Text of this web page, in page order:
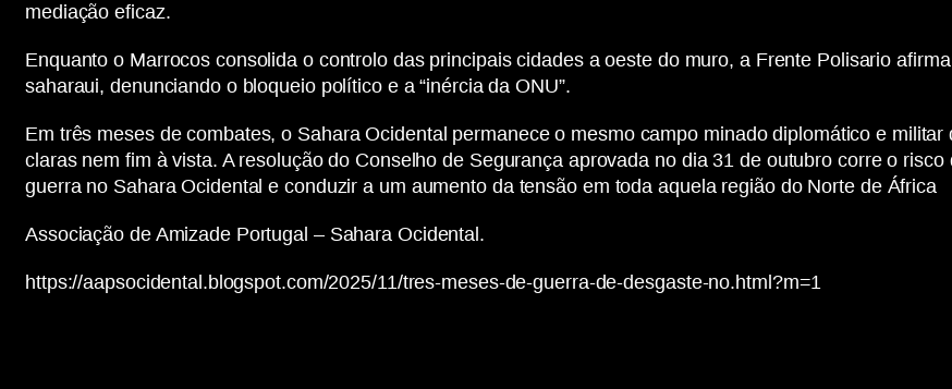
mediação eficaz.
Enquanto o Marrocos consolida o controlo das principais cidades a oeste do muro, a Frente Polisario
saharaui, denunciando o bloqueio político e a “inércia da ONU”.
Em três meses de combates, o Sahara Ocidental permanece o mesmo campo minado diplomático e
claras nem fim à vista. A resolução do Conselho de Segurança aprovada no dia 31 de outubro corre o
guerra no Sahara Ocidental e conduzir a um aumento da tensão em toda aquela região do Norte de África
Associação de Amizade Portugal – Sahara Ocidental.
https://aapsocidental.blogspot.com/2025/11/tres-meses-de-guerra-de-desgaste-no.html?m=1